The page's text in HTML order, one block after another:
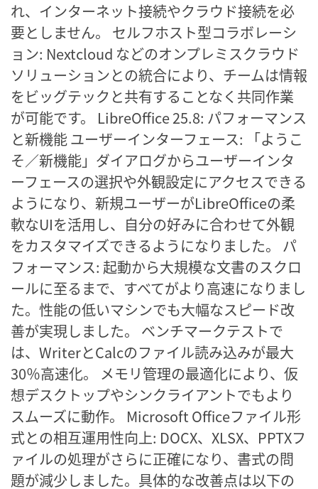
れ、インターネット接続やクラウド接続を必
要としません。 セルフホスト型コラボレーシ
ョン: Nextcloud などのオンプレミスクラウド
ソリューションとの統合により、チームは情報
をビッグテックと共有することなく共同作業
が可能です。 LibreOffice 25.8: パフォーマンス
と新機能 ユーザーインターフェース: 「ようこ
そ／新機能」ダイアログからユーザーインタ
ーフェースの選択や外観設定にアクセスできる
ようになり、新規ユーザーがLibreOfficeの柔
軟なUIを活用し、自分の好みに合わせて外観
をカスタマイズできるようになりました。 パ
フォーマンス: 起動から大規模な文書のスクロ
ールに至るまで、すべてがより高速になりまし
た。性能の低いマシンでも大幅なスピード改
善が実現しました。 ベンチマークテストで
は、WriterとCalcのファイル読み込みが最大
30％高速化。 メモリ管理の最適化により、仮
想デスクトップやシンクライアントでもより
スムーズに動作。 Microsoft Officeファイル形
式との相互運用性向上: DOCX、XLSX、PPTXフ
ァイルの処理がさらに正確になり、書式の問
題が減少しました。具体的な改善点は以下の